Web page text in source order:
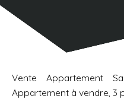
Vente Appartement
Appartement à vendre, 3